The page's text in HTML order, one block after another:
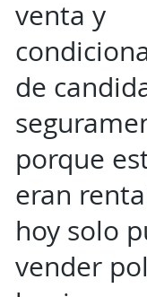
venta y
de
porque
eran
hoy solo
vender